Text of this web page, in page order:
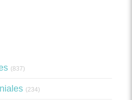
(837)
(234)